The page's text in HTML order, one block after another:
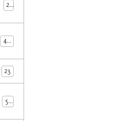
23
40
23
50